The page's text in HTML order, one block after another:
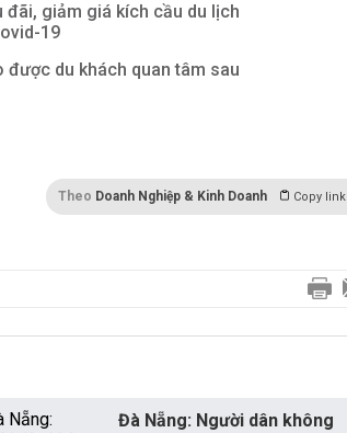
giảm giá kích cầu du lịch
19
được du khách quan tâm sau
Theo Doanh Nghiệp & Kinh Doanh Copy link
Đà Nẵng: Người dân không